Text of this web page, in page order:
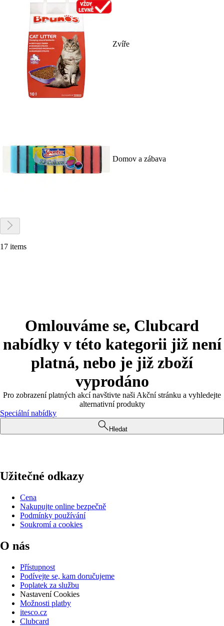
Zvíře
Domov a zábava
17 items
Omlouváme se, Clubcard
nabídky v této kategorii již není
platná, nebo je již zboží
vyprodáno
Pro zobrazení platných akcí navštivte naši Akční stránku a vyhledejte
alternativní produkty
Speciální nabídky
Hledat
Užitečné odkazy
Cena
Nakupujte online bezpečně
Podmínky používání
Soukromí a cookies
O nás
Přístupnost
Podívejte se, kam doručujeme
Poplatek za službu
Nastavení Cookies
Možnosti platby
itesco.cz
Clubcard